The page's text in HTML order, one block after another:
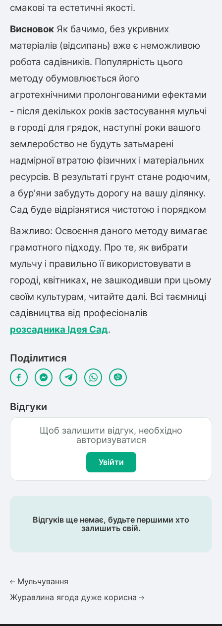
смакові та естетичні якості.
Висновок Як бачимо, без укривних
матеріалів (відсипань) вже є неможливою
робота садівників. Популярність цього
методу обумовлюється його
агротехнічними пролонгованими ефектами
- після декількох років застосування мульчі
в городі для грядок, наступні роки вашого
землеробство не будуть затьмарені
надмірної втратою фізичних і матеріальних
ресурсів. В результаті грунт стане родючим,
а бур'яни забудуть дорогу на вашу ділянку.
Сад буде відрізнятися чистотою і порядком
Важливо: Освоєння даного методу вимагає
грамотного підходу. Про те, як вибрати
мульчу і правильно її використовувати в
городі, квітниках, не зашкодивши при цьому
своїм культурам, читайте далі. Всі таємниці
садівництва від професіоналів
розсадника Ідея Сад.
Поділитися
Відгуки
Щоб залишити відгук, необхідно
авторизуватися
Увійти
Відгуків ще немає, будьте першими хто
залишить свій.
Мульчування
Журавлина ягода дуже корисна